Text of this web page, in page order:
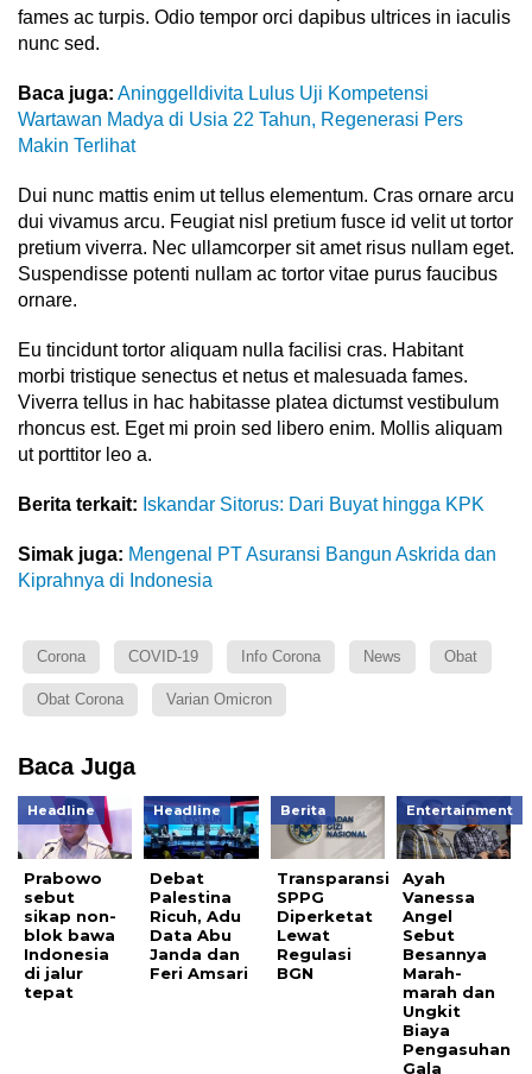
fames ac turpis. Odio tempor orci dapibus ultrices in iaculis
nunc sed.
Baca juga: Aninggelldivita Lulus Uji Kompetensi
Wartawan Madya di Usia 22 Tahun, Regenerasi Pers
Makin Terlihat
Dui nunc mattis enim ut tellus elementum. Cras ornare arcu
dui vivamus arcu. Feugiat nisl pretium fusce id velit ut tortor
pretium viverra. Nec ullamcorper sit amet risus nullam eget.
Suspendisse potenti nullam ac tortor vitae purus faucibus
ornare.
Eu tincidunt tortor aliquam nulla facilisi cras. Habitant
morbi tristique senectus et netus et malesuada fames.
Viverra tellus in hac habitasse platea dictumst vestibulum
rhoncus est. Eget mi proin sed libero enim. Mollis aliquam
ut porttitor leo a.
Berita terkait: Iskandar Sitorus: Dari Buyat hingga KPK
Simak juga: Mengenal PT Asuransi Bangun Askrida dan
Kiprahnya di Indonesia
Corona COVID-19 Info Corona News Obat
Obat Corona Varian Omicron
Baca Juga
Headline
Prabowo
sebut
sikap non-
blok bawa
Indonesia
di jalur
tepat
Headline
Debat
Palestina
Ricuh, Adu
Data Abu
Janda dan
Feri Amsari
Berita
Transparansi
SPPG
Diperketat
Lewat
Regulasi
BGN
Entertainment
Ayah
Vanessa
Angel
Sebut
Besannya
Marah-
marah dan
Ungkit
Biaya
Pengasuhan
Gala